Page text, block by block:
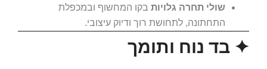
שולי תחרה גלויות בקו המחשוף ובמכפלת
התחתונה, לתחושת רוך ודיוק עיצובי.
✦ בד נוח ותומך